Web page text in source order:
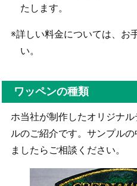
たします。
※詳しい料金については、お
い。
ワッペンの種類
ホ当社が制作したオリジナ
ルのご紹介です。サンプル
ましたらご相談ください。